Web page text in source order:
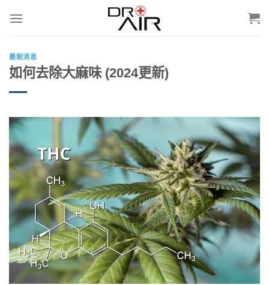
最新消息
如何去除大麻味 (2024更新)